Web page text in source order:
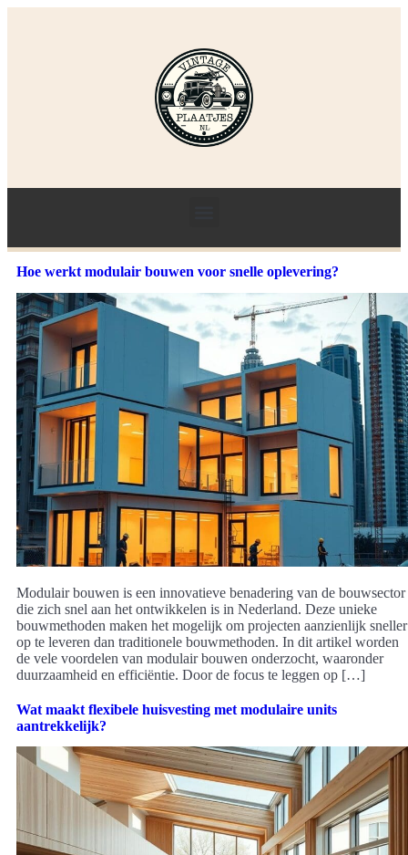
Hoe werkt modulair bouwen voor snelle oplevering?
Modulair bouwen is een innovatieve benadering van de bouwsector
die zich snel aan het ontwikkelen is in Nederland. Deze unieke
bouwmethoden maken het mogelijk om projecten aanzienlijk sneller
op te leveren dan traditionele bouwmethoden. In dit artikel worden
de vele voordelen van modulair bouwen onderzocht, waaronder
duurzaamheid en efficiëntie. Door de focus te leggen op […]
Wat maakt flexibele huisvesting met modulaire units
aantrekkelijk?